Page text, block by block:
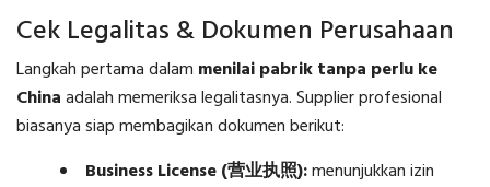
Cek Legalitas & Dokumen Perusahaan
Langkah pertama dalam menilai pabrik tanpa perlu ke
Chinaadalah memeriksa legalitasnya. Supplier profesional
biasanya siap membagikan dokumen berikut:
Business License (营业执照):menunjukkan izin